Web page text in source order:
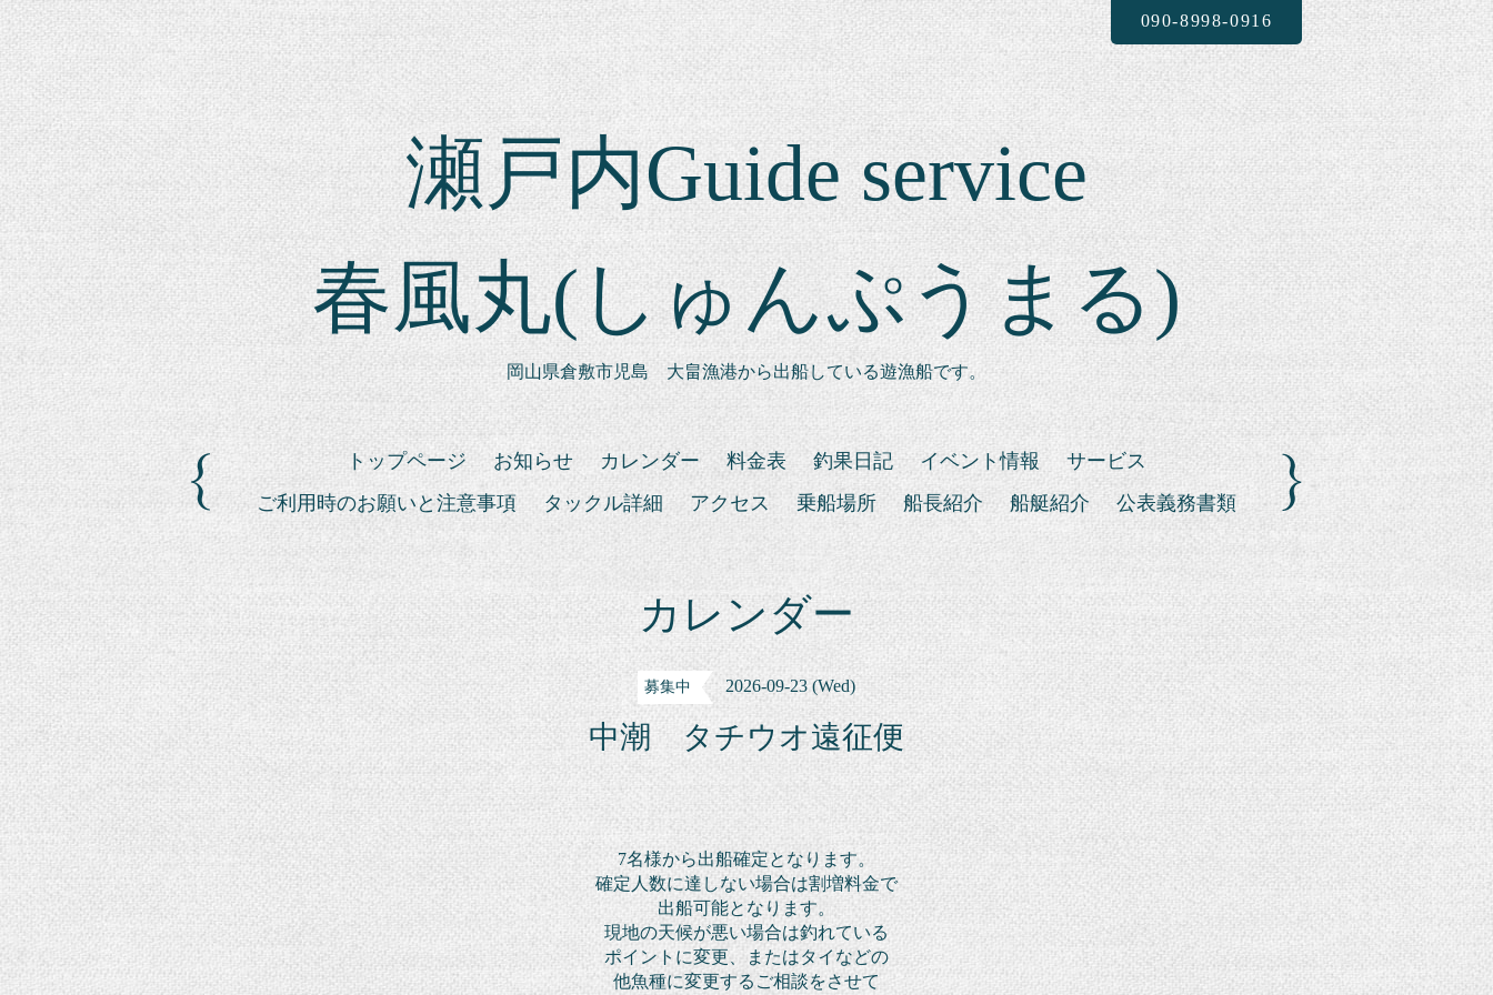
瀬戸内Guide service
春風丸(しゅんぷうまる)
岡山県倉敷市児島 大畠漁港から出船している遊漁船です。
090-8998-0916
トップページ お知らせ カレンダー 料金表 釣果日記 イベント情報
サービス
ご利用時のお願いと注意事項
タックル詳細 アクセス 乗船場所 船長紹介 船艇紹介 公表義務書類
カレンダー
募集中 2026-09-23 (Wed)
中潮 タチウオ遠征便
7名様から出船確定となります。
確定人数に達しない場合は割増料金で
出船可能となります。
現地の天候が悪い場合は釣れている
ポイントに変更、またはタイなどの
他魚種に変更するご相談をさせて